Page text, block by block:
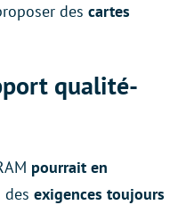
des cartes
qualité-
pourrait en
des exigences toujours